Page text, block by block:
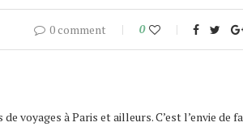
0 comment 0
voyages à Paris et ailleurs. C’est l’envie